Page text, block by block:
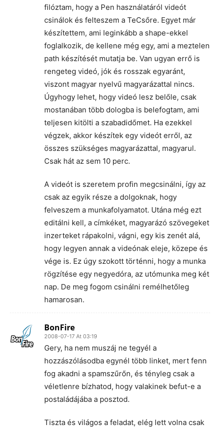
filóztam, hogy a Pen használatáról videót
csinálok és felteszem a TeCsőre. Egyet már
készítettem, ami leginkább a shape-ekkel
foglalkozik, de kellene még egy, ami a meztelen
path készítését mutatja be. Van ugyan errő is
rengeteg videó, jók és rosszak egyaránt,
viszont magyar nyelvű magyarázattal nincs.
Úgyhogy lehet, hogy videó lesz belőle, csak
mostanában több dologba is belefogtam, ami
teljesen kitölti a szabadidőmet. Ha ezekkel
végzek, akkor készítek egy videót erről, az
összes szükséges magyarázattal, magyarul.
Csak hát az sem 10 perc.
A videót is szeretem profin megcsinálni, így az
csak az egyik része a dolgoknak, hogy
felveszem a munkafolyamatot. Utána még ezt
editálni kell, a címkéket, magyarázó szövegeket
inzerteket rápakolni, vágni, egy kis zenét alá,
hogy legyen annak a videónak eleje, közepe és
vége is. Ez úgy szokott történni, hogy a munka
rögzítése egy negyedóra, az utómunka meg két
nap. De meg fogom csinálni remélhetőleg
hamarosan.
BonFire
2008-07-17 At 03:19
Gery, ha nem muszáj ne tegyél a
hozzászólásodba egynél több linket, mert fenn
fog akadni a spamszűrőn, és tényleg csak a
véletlenre bízhatod, hogy valakinek befut-e a
postaládájába a posztod.
Tiszta és világos a feladat, elég lett volna csak